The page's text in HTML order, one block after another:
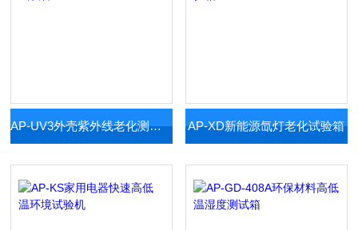
AP-UV3外壳紫外线老化测试设备 AP-XD新能源氙灯老化试验箱